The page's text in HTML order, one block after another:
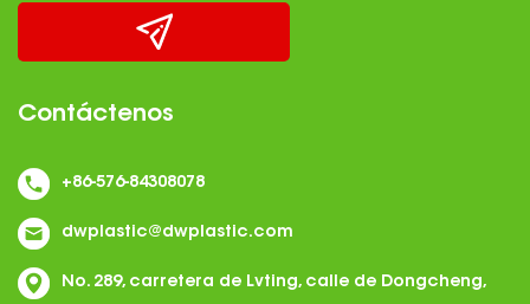
Contáctenos
+86-576-84308078
dwplastic@dwplastic.com
No. 289, carretera de Lvting, calle de Dongcheng,